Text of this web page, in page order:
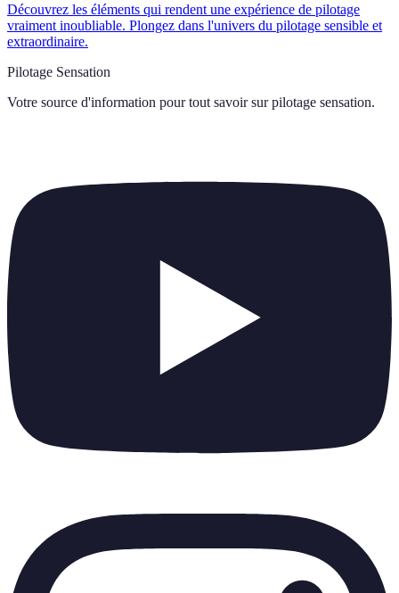
Découvrez les éléments qui rendent une expérience de pilotage
vraiment inoubliable. Plongez dans l'univers du pilotage sensible et
extraordinaire.
Pilotage Sensation
Votre source d'information pour tout savoir sur pilotage sensation.